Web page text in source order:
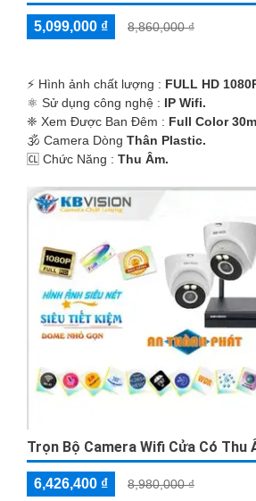
5,099,000 ₫ 8,860,000 ₫
️⚡ Hình ảnh chất lượng : FULL HD
⚛️ Sử dụng công nghệ : IP Wifi.
❈ Xem Được Ban Đêm : Full Color
🕉️ Camera Dòng Thân Plastic.
️🆑 Chức Năng : Thu Âm.
Trọn Bộ Camera Wifi Cửa Có Thu
6,426,400 ₫ 8,980,000 ₫